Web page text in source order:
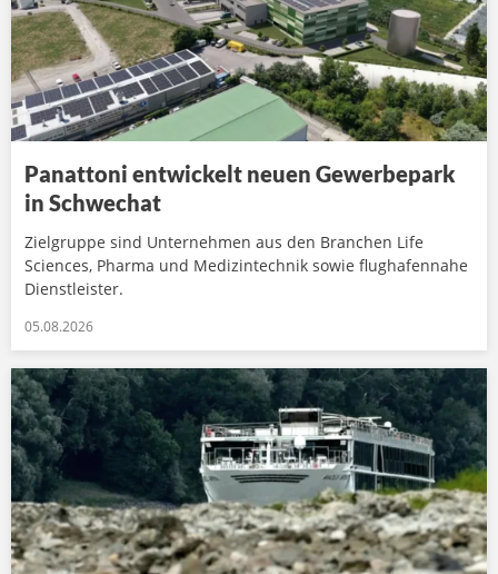
Panattoni entwickelt neuen Gewerbepark
in Schwechat
Zielgruppe sind Unternehmen aus den Branchen Life
Sciences, Pharma und Medizintechnik sowie flughafennahe
Dienstleister.
05.08.2026